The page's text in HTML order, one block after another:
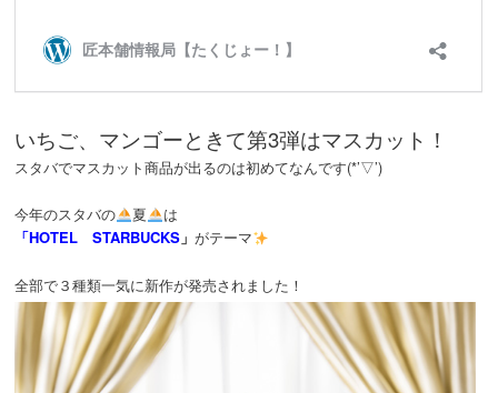
いちご、マンゴーときて第3弾はマスカット！
スタバでマスカット商品が出るのは初めてなんです(*’▽’)
今年のスタバの 夏
は
「HOTEL STARBUCKS 」がテーマ
全部で３種類一気に新作が発売されました！